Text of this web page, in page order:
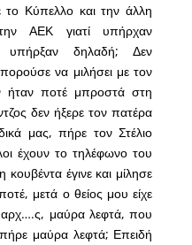
το Κύπελλο και την άλλη
ΑΕΚ γιατί υπήρχαν
υπήρξαν δηλαδή; Δεν
να μιλήσει με τον
ήταν ποτέ μπροστά στη
δεν ήξερε τον πατέρα
μας, πήρε τον Στέλιο
έχουν το τηλέφωνο του
έγινε και μίλησε
μετά ο θείος μου είχε
μαύρα λεφτά, που
μαύρα λεφτά; Επειδή